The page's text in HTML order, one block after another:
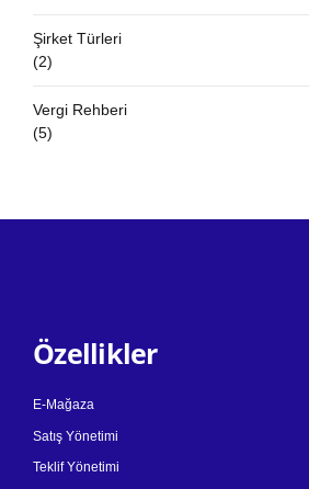
Şirket Türleri
(2)
Vergi Rehberi
(5)
Özellikler
E-Mağaza
Satış Yönetimi
Teklif Yönetimi